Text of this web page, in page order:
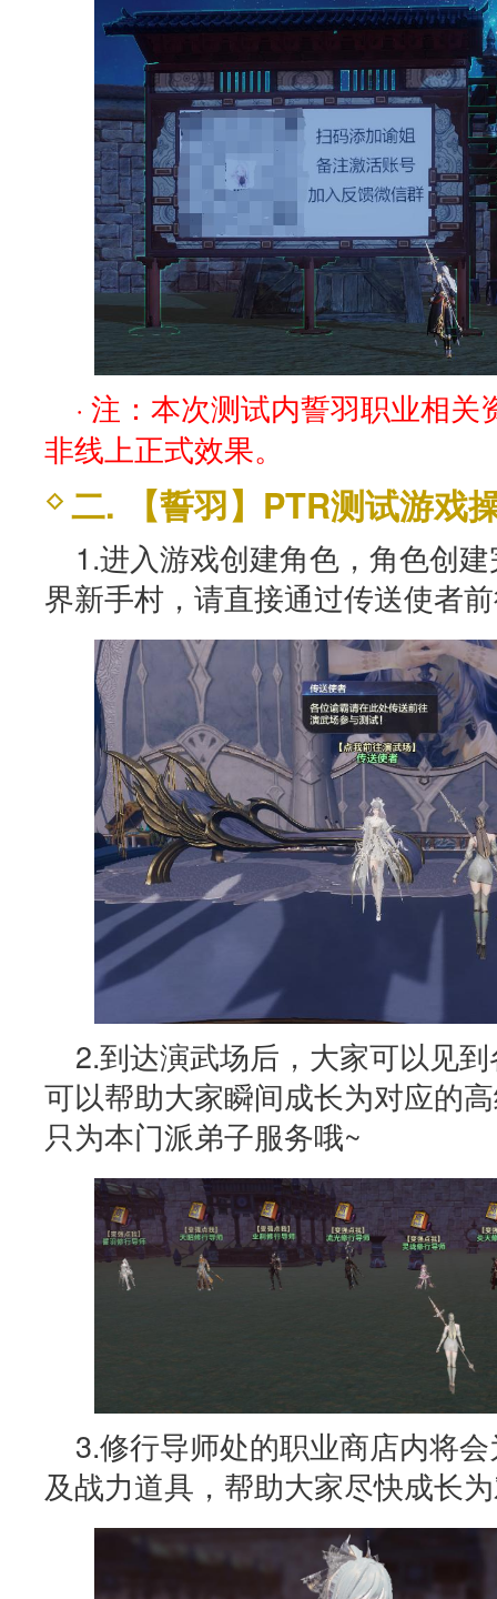
· 注：本次测试内誓羽职业相
非线上正式效果。
二. 【誓羽】PTR测试游戏
1.进入游戏创建角色，角色创
界新手村，请直接通过传送使者
2.到达演武场后，大家可以见
可以帮助大家瞬间成长为对应的
只为本门派弟子服务哦~
3.修行导师处的职业商店内将
及战力道具，帮助大家尽快成长